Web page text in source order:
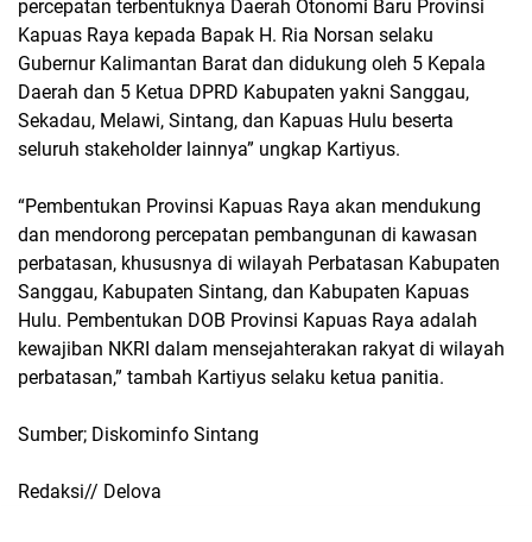
percepatan terbentuknya Daerah Otonomi Baru Provinsi
Kapuas Raya kepada Bapak H. Ria Norsan selaku
Gubernur Kalimantan Barat dan didukung oleh 5 Kepala
Daerah dan 5 Ketua DPRD Kabupaten yakni Sanggau,
Sekadau, Melawi, Sintang, dan Kapuas Hulu beserta
seluruh stakeholder lainnya” ungkap Kartiyus.
“Pembentukan Provinsi Kapuas Raya akan mendukung
dan mendorong percepatan pembangunan di kawasan
perbatasan, khususnya di wilayah Perbatasan Kabupaten
Sanggau, Kabupaten Sintang, dan Kabupaten Kapuas
Hulu. Pembentukan DOB Provinsi Kapuas Raya adalah
kewajiban NKRI dalam mensejahterakan rakyat di wilayah
perbatasan,” tambah Kartiyus selaku ketua panitia.
Sumber; Diskominfo Sintang
Redaksi// Delova